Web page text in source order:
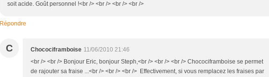
soit acide. Goût personnel !<br /> <br /> <br /> <br />
Répondre
C Chocociframboise 11/06/2010 21:46
<br /> <br /> Bonjour Eric, bonjour Steph,<br /> <br /> <br /> Chocociframboise se permet
de rajouter sa fraise ...<br /> <br /> <br /> Effectivement, si vous remplacez les fraises par